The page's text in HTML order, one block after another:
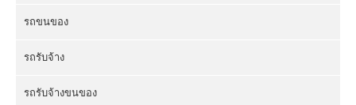
รถขนของ
รถรับจ้าง
รถรับจ้างขนของ